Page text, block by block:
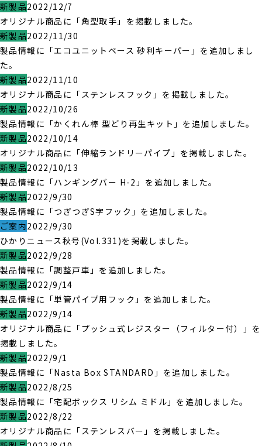
新製品2022/12/7
オリジナル商品に「角型取手」を掲載しました。
新製品2022/11/30
製品情報に「エコユニットベース 砂利キーパー」を追加しまし
た。
新製品2022/11/10
オリジナル商品に「ステンレスフック」を掲載しました。
新製品2022/10/26
製品情報に「かくれん棒 型どり再生キット」を追加しました。
新製品2022/10/14
オリジナル商品に「伸縮ランドリーパイプ」を掲載しました。
新製品2022/10/13
製品情報に「ハンギングバー H-2」を追加しました。
新製品2022/9/30
製品情報に「つぎつぎS字フック」を追加しました。
ご案内2022/9/30
ひかりニュース秋号(Vol.331)を掲載しました。
新製品2022/9/28
製品情報に「調整戸車」を追加しました。
新製品2022/9/14
製品情報に「単管パイプ用フック」を追加しました。
新製品2022/9/14
オリジナル商品に「プッシュ式レジスター（フィルター付）」を
掲載しました。
新製品2022/9/1
製品情報に「Nasta Box STANDARD」を追加しました。
新製品2022/8/25
製品情報に「宅配ボックス リシム ミドル」を追加しました。
新製品2022/8/22
オリジナル商品に「ステンレスバー」を掲載しました。